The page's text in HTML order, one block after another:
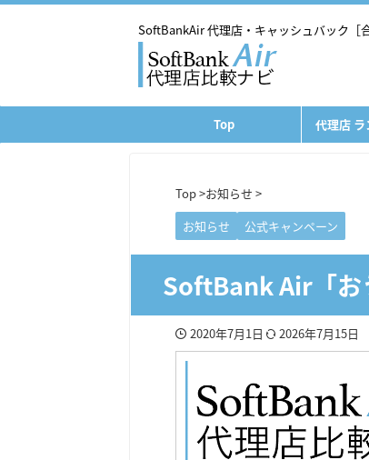
SoftBankAir 代理店・キャッシュバック［
Top 代理店
Top>お知らせ >
お知らせ
公式キャンペーン
SoftBank Air「お
2020年7月1日 2026年7月15日